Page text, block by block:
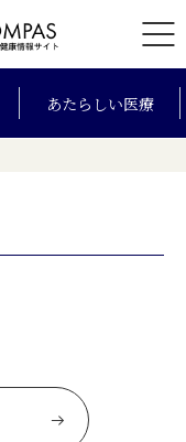
あたらしい医療